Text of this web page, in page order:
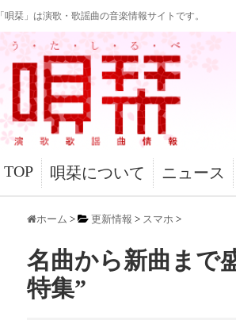
「唄栞」は演歌・歌謡曲の音楽情報サイトです。
TOP 唄栞について ニュース
ホーム > 更新情報 > スマホ >
名曲から新曲まで
特集”